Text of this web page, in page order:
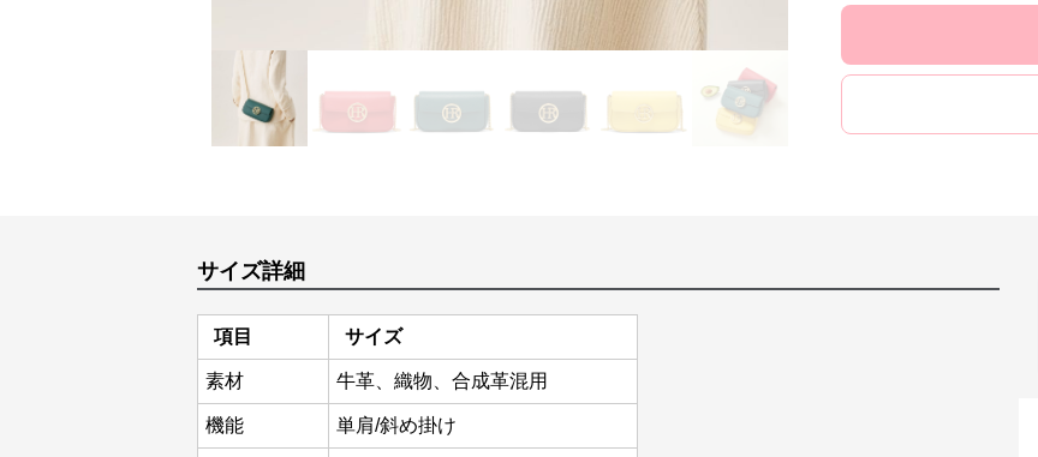
サイズ詳細
項目 サイズ
素材 牛革、織物、合成革混用
機能 単肩/斜め掛け